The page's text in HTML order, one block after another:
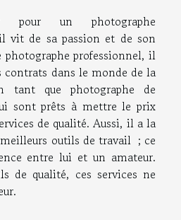
pour un photographe
vit de sa passion et de son
professionnel, il
contrats dans le monde de la
tant que photographe de
sont prêts à mettre le prix
de qualité. Aussi, il a la
outils de travail ; ce
entre lui et un amateur.
de qualité, ces services ne